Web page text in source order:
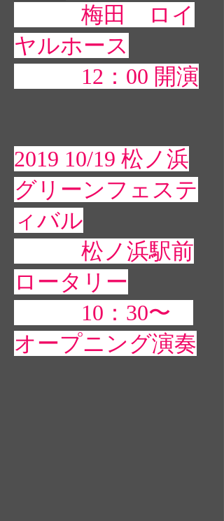
梅田 ロイ
ヤルホース
12：00 開演
2019 10/19 松ノ浜
グリーンフェステ
ィバル
松ノ浜駅前
ロータリー
10：30〜
オープニング演奏